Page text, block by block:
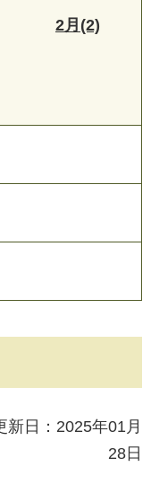
日：2025年01月
28日
2月(2)